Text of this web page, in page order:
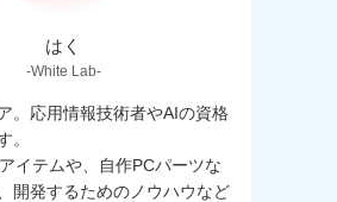
はく
-White Lab-
。応用情報技術者やAIの資格
。
イテムや、自作PCパーツな
開発するためのノウハウなど